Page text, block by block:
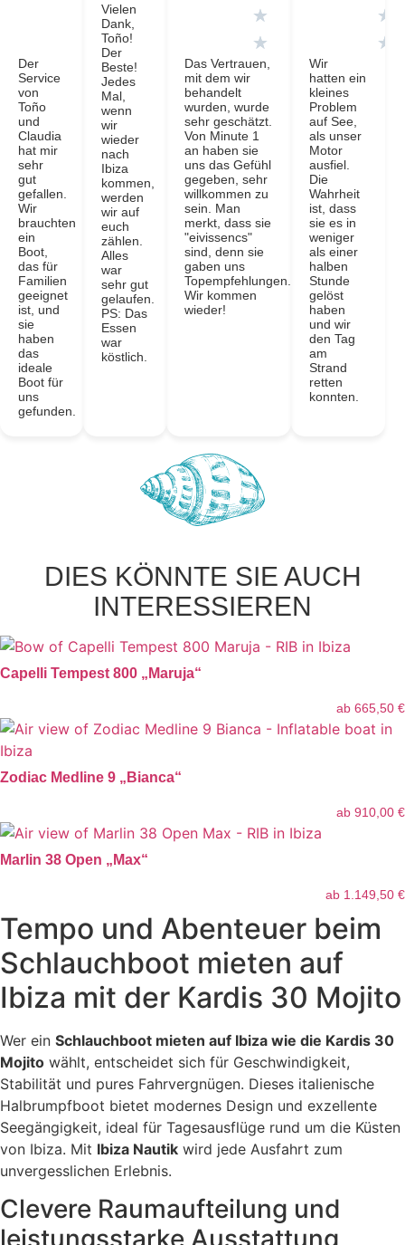
Der
Service
von
Toño
und
Claudia
hat mir
sehr
gut
gefallen.
Wir
brauchten
ein
Boot,
das für
Familien
geeignet
ist, und
sie
haben
das
ideale
Boot für
uns
gefunden.
Vielen
Dank,
Toño!
Der
Beste!
Jedes
Mal,
wenn
wir
wieder
nach
Ibiza
kommen,
werden
wir auf
euch
zählen.
Alles
war
sehr gut
gelaufen.
PS: Das
Essen
war
köstlich.
★
★
Das Vertrauen,
mit dem wir
behandelt
wurden, wurde
sehr geschätzt.
Von Minute 1
an haben sie
uns das Gefühl
gegeben, sehr
willkommen zu
sein. Man
merkt, dass sie
"eivissencs"
sind, denn sie
gaben uns
Topempfehlungen.
Wir kommen
wieder!
★
★
Wir
hatten ein
kleines
Problem
auf See,
als unser
Motor
ausfiel.
Die
Wahrheit
ist, dass
sie es in
weniger
als einer
halben
Stunde
gelöst
haben
und wir
den Tag
am
Strand
retten
konnten.
DIES KÖNNTE SIE AUCH
INTERESSIEREN
Capelli Tempest 800 „Maruja“
ab 665,50 €
Zodiac Medline 9 „Bianca“
ab 910,00 €
Marlin 38 Open „Max“
ab 1.149,50 €
Tempo und Abenteuer beim
Schlauchboot mieten auf
Ibiza mit der Kardis 30 Mojito
Wer ein Schlauchboot mieten auf Ibiza wie die Kardis 30
Mojito wählt, entscheidet sich für Geschwindigkeit,
Stabilität und pures Fahrvergnügen. Dieses italienische
Halbrumpfboot bietet modernes Design und exzellente
Seegängigkeit, ideal für Tagesausflüge rund um die Küsten
von Ibiza. Mit Ibiza Nautik wird jede Ausfahrt zum
unvergesslichen Erlebnis.
Clevere Raumaufteilung und
leistungsstarke Ausstattung